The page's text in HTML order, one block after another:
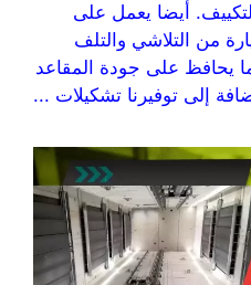
أيضا يعمل على
من التلاشي والتلف
يحافظ على جودة المقاعد
إلى توفيرنا تشكيلات ...